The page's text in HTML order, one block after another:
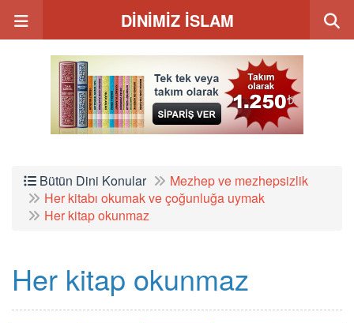
DİNİMİZ İSLAM
Bütün Dini Konular
Mezhep ve mezhepsizlik
Her kitabı okumak ve çoğunluğa uymak
Her kitap okunmaz
Her kitap okunmaz